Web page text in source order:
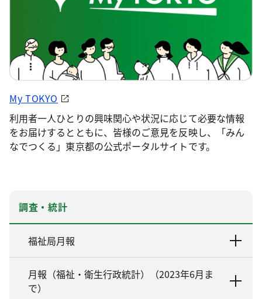
My TOKYO
利用者一人ひとりの興味関心や状況に応じて必要な情報
をお届けするとともに、皆様のご意見を反映し、「みん
なでつくる」東京都の公式ポータルサイトです。
調査・統計
福祉局月報
月報（福祉・衛生行政統計）（2023年6月ま
で）